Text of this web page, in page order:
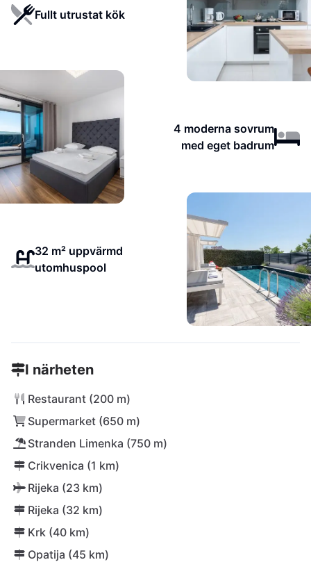
Fullt utrustat kök
4 moderna sovrum
med eget badrum
32 m² uppvärmd
utomhuspool
I närheten
Restaurant (200 m)
Supermarket (650 m)
Stranden Limenka (750 m)
Crikvenica (1 km)
Rijeka (23 km)
Rijeka (32 km)
Krk (40 km)
Opatija (45 km)